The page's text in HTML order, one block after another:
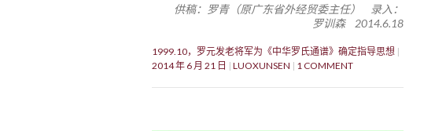
供稿：罗青（原广东省外经贸委主任） 录入：
罗训森 2014.6.18
1999.10，罗元发老将军为《中华罗氏通谱》确定指导思想
2014 年 6 月 21 日
LUOXUNSEN 1 COMMENT